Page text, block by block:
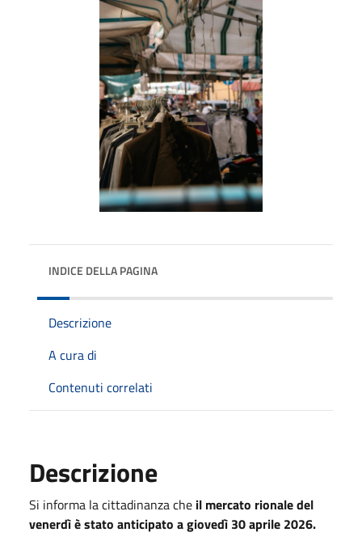
INDICE DELLA PAGINA
Descrizione
A cura di
Contenuti correlati
Descrizione
Si informa la cittadinanza che il mercato rionale del
venerdì è stato anticipato a giovedì 30 aprile 2026.